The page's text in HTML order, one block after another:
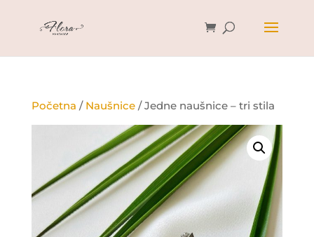
Početna / Naušnice/ Jedne naušnice – tri stila